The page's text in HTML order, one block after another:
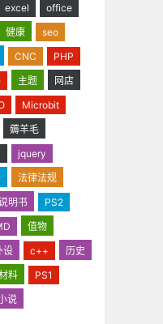
excel
office
健康
seo
CNC
PHP
主题
网店
Microbit
薅羊毛
jquery
法律法规
明书
PS2
值物
设 c++
历史
料
PS1
说